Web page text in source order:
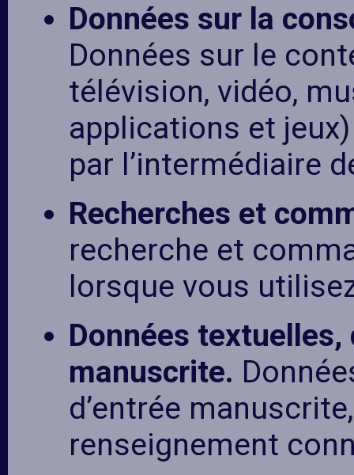
Données sur la
Données sur le
télévision, vidéo,
applications et
par l’intermédiaire
Recherches et
recherche et
lorsque vous
Données textuelles,
manuscrite.
d’entrée
renseignement